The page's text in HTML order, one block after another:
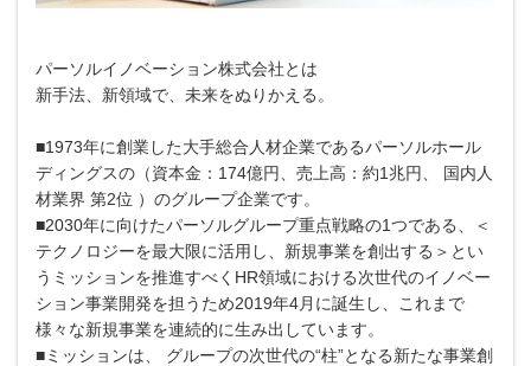
パーソルイノベーション株式会社とは
新手法、新領域で、未来をぬりかえる。
■1973年に創業した大手総合人材企業であるパーソルホール
ディングスの（資本金：174億円、売上高：約1兆円、 国内人
材業界 第2位 ）のグループ企業です。
■2030年に向けたパーソルグループ重点戦略の1つである、＜
テクノロジーを最大限に活用し、新規事業を創出する＞とい
うミッションを推進すべくHR領域における次世代のイノベー
ション事業開発を担うため2019年4月に誕生し、これまで
様々な新規事業を連続的に生み出しています。
■ミッションは、 グループの次世代の“柱”となる新たな事業創